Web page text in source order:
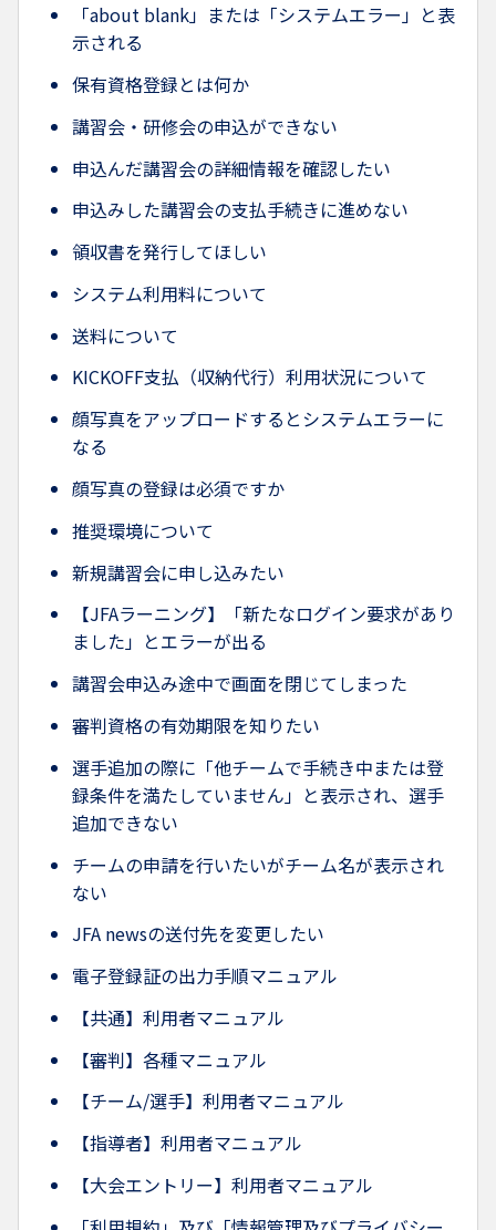
「about blank」または「システムエラー」と表
示される
保有資格登録とは何か
講習会・研修会の申込ができない
申込んだ講習会の詳細情報を確認したい
申込みした講習会の支払手続きに進めない
領収書を発行してほしい
システム利用料について
送料について
KICKOFF支払（収納代行）利用状況について
顔写真をアップロードするとシステムエラーに
なる
顔写真の登録は必須ですか
推奨環境について
新規講習会に申し込みたい
【JFAラーニング】「新たなログイン要求があり
ました」とエラーが出る
講習会申込み途中で画面を閉じてしまった
審判資格の有効期限を知りたい
選手追加の際に「他チームで手続き中または登
録条件を満たしていません」と表示され、選手
追加できない
チームの申請を行いたいがチーム名が表示され
ない
JFA newsの送付先を変更したい
電子登録証の出力手順マニュアル
【共通】利用者マニュアル
【審判】各種マニュアル
【チーム/選手】利用者マニュアル
【指導者】利用者マニュアル
【大会エントリー】利用者マニュアル